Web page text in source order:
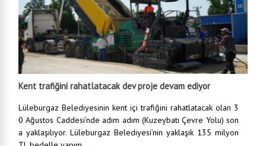
Kent trafiğini rahatlatacak dev proje devam ediyor
Lüleburgaz Belediyesinin kent içi trafiğini rahatlatacak olan 3
0 Ağustos Caddesi’nde adım adım (Kuzeybatı Çevre Yolu) son
a yaklaşılıyor. Lüleburgaz Belediyesi’nin yaklaşık 135 milyon